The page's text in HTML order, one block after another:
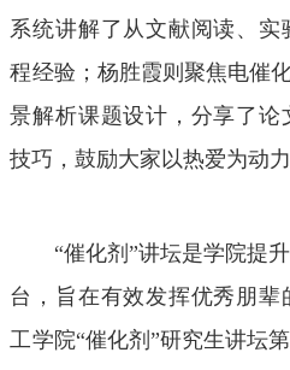
系统讲解了从文献阅读、
程经验；杨胜霞则聚焦电催
景解析课题设计，分享了
技巧，鼓励大家以热爱为动
“催化剂”讲坛是学院提
台，旨在有效发挥优秀朋
工学院“催化剂”研究生讲坛